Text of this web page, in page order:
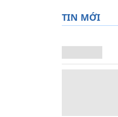
TIN MỚI